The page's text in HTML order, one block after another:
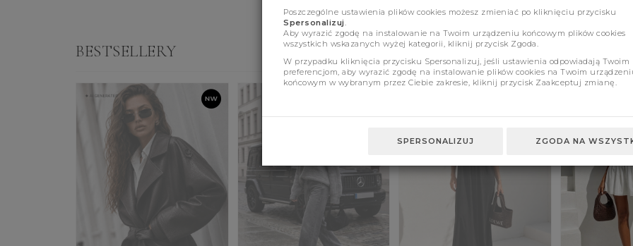
BESTSELLERY
Poszczególne ustawienia plików cookies możesz zmieniać po kliknięciu przycisku
Spersonalizuj
Aby wyrazić zgodę na instalowanie na Twoim urządzeniu końcowym plików cookies
wszystkich wskazanych wyżej kategorii, kliknij przycisk Zgoda.
W przypadku kliknięcia przycisku Spersonalizuj, jeśli ustawienia odpowiadają Twoim
preferencjom, aby wyrazić zgodę na instalowanie plików cookies na Twoim
końcowym w wybranym przez Ciebie zakresie, kliknij przycisk Zaakceptuj zmianę.
SPERSONALIZUJ ZGODA NA